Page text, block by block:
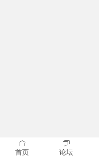
首页 论坛